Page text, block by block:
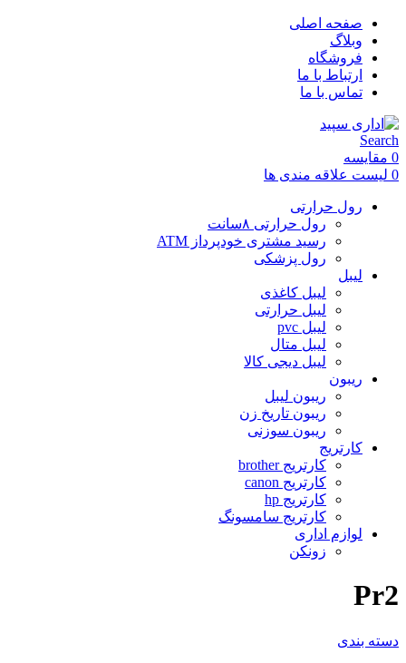
صفحه اصلی
وبلاگ
فروشگاه
ارتباط با ما
تماس با ما
Search
0 مقایسه
0 لیست علاقه مندی ها
رول حرارتی
رول حرارتی ۸سانت
رسید مشتری خودپرداز ATM
رول پزشکی
لیبل
لیبل کاغذی
لیبل حرارتی
لیبل pvc
لیبل متال
لیبل دیجی کالا
ریبون
ریبون لیبل
ریبون تاریخ زن
ریبون سوزنی
کارتریج
کارتریج brother
کارتریج canon
کارتریج hp
کارتریج سامسونگ
لوازم اداری
زونکن
Pr2
دسته بندی